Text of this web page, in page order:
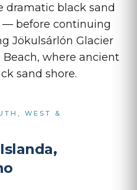
dramatic black sand
— before continuing
Jökulsárlón Glacier
where ancient
sand shore.
WEST &